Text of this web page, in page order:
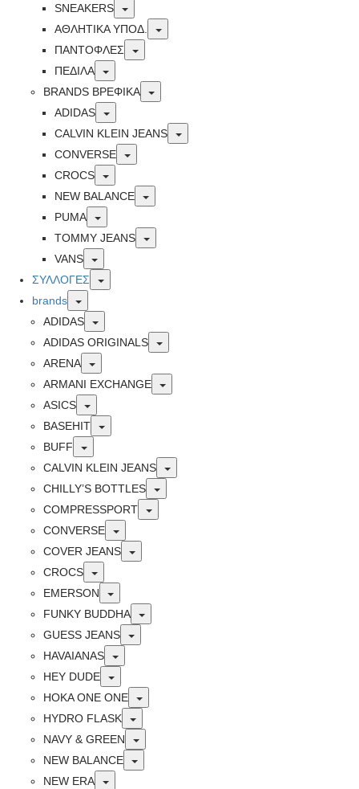
SNEAKERS
Toggle
ΑΘΛΗΤΙΚΑ ΥΠΟΔ.
Toggle
ΠΑΝΤΟΦΛΕΣ
Toggle
ΠΕΔΙΛΑ
Toggle
BRANDS ΒΡΕΦΙΚΆ
Toggle
ADIDAS
Toggle
CALVIN KLEIN JEANS
Toggle
CONVERSE
Toggle
CROCS
Toggle
NEW BALANCE
Toggle
PUMA
Toggle
TOMMY JEANS
Toggle
VANS
Toggle
ΣΥΛΛΟΓΕΣ
Toggle
brands
Toggle
ADIDAS
Toggle
ADIDAS ORIGINALS
Toggle
ARENA
Toggle
ARMANI EXCHANGE
Toggle
ASICS
Toggle
BASEHIT
Toggle
BUFF
Toggle
CALVIN KLEIN JEANS
Toggle
CHILLY’S BOTTLES
Toggle
COMPRESSPORT
Toggle
CONVERSE
Toggle
COVER JEANS
Toggle
CROCS
Toggle
EMERSON
Toggle
FUNKY BUDDHA
Toggle
GUESS JEANS
Toggle
HAVAIANAS
Toggle
HEY DUDE
Toggle
HOKA ONE ONE
Toggle
HYDRO FLASK
Toggle
NAVY & GREEN
Toggle
NEW BALANCE
Toggle
NEW ERA
Toggle